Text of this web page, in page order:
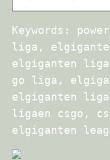
Keywords:
liga,
elgiganten
go liga,
elgiganten
ligaen csgo,
elgiganten